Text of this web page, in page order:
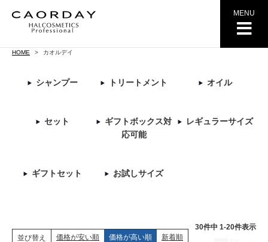
MENU
HOME カオルデイ
シャンプー トリートメント オイル
セット
ギフトボックス対
応可能
レギュラーサイズ
ギフトセット お試しサイズ
並び替え 価格が安い順 価格が高い順 新着順
30件中 1-20件表示